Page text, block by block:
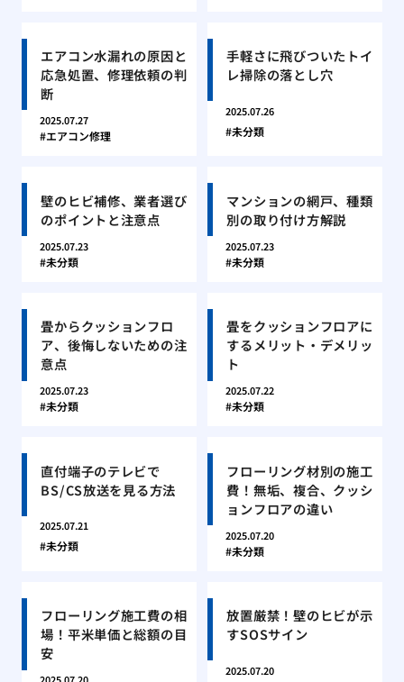
エアコン水漏れの原因と
応急処置、修理依頼の判
断
2025.07.27
エアコン修理
手軽さに飛びついたトイ
レ掃除の落とし穴
2025.07.26
未分類
壁のヒビ補修、業者選び
のポイントと注意点
2025.07.23
未分類
マンションの網戸、種類
別の取り付け方解説
2025.07.23
未分類
畳からクッションフロ
ア、後悔しないための注
意点
2025.07.23
未分類
畳をクッションフロアに
するメリット・デメリッ
ト
2025.07.22
未分類
直付端子のテレビで
BS/CS放送を見る方法
2025.07.21
未分類
フローリング材別の施工
費！無垢、複合、クッシ
ョンフロアの違い
2025.07.20
未分類
フローリング施工費の相
場！平米単価と総額の目
安
放置厳禁！壁のヒビが示
すSOSサイン
2025.07.20